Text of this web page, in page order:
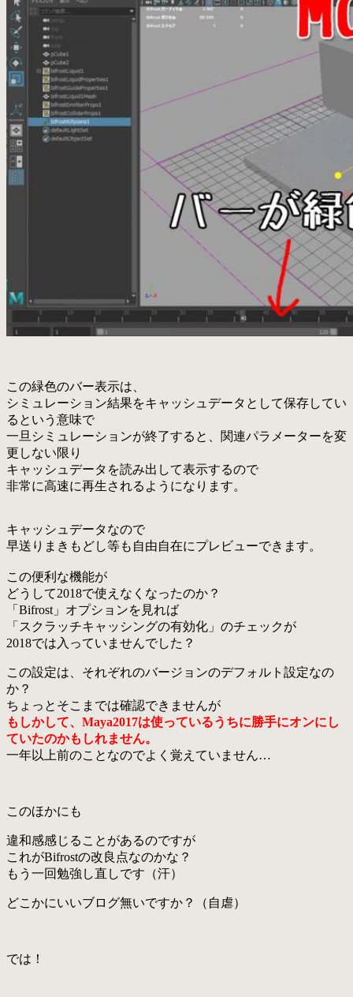
この緑色のバー表示は、
シミュレーション結果をキャッシュデータとして保存してい
るという意味で
一旦シミュレーションが終了すると、関連パラメーターを変
更しない限り
キャッシュデータを読み出して表示するので
非常に高速に再生されるようになります。
キャッシュデータなので
早送りまきもどし等も自由自在にプレビューできます。
この便利な機能が
どうして2018で使えなくなったのか？
「Bifrost」オプションを見れば
「スクラッチキャッシングの有効化」のチェックが
2018では入っていませんでした？
この設定は、それぞれのバージョンのデフォルト設定なの
か？
ちょっとそこまでは確認できませんが
もしかして、Maya2017は使っているうちに勝手にオンにし
ていたのかもしれません。
一年以上前のことなのでよく覚えていません…
このほかにも
違和感感じることがあるのですが
これがBifrostの改良点なのかな？
もう一回勉強し直しです（汗）
どこかにいいブログ無いですか？（自虐）
では！